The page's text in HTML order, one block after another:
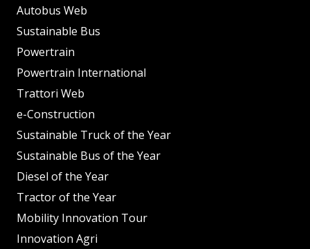
Autobus Web
Sustainable Bus
Powertrain
Powertrain International
Trattori Web
e-Construction
Sustainable Truck of the Year
Sustainable Bus of the Year
Diesel of the Year
Tractor of the Year
Mobility Innovation Tour
Innovation Agri